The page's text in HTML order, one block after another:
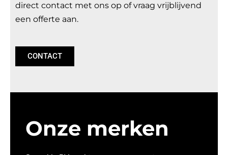
direct contact met ons op of vraag vrijblijvend
een offerte aan.
CONTACT
Onze merken